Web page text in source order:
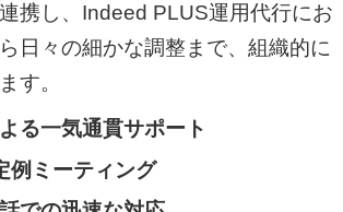
携し、Indeed PLUS運用代行にお
日々の細かな調整まで、組織的に
す。
る一気通貫サポート
例ミーティング